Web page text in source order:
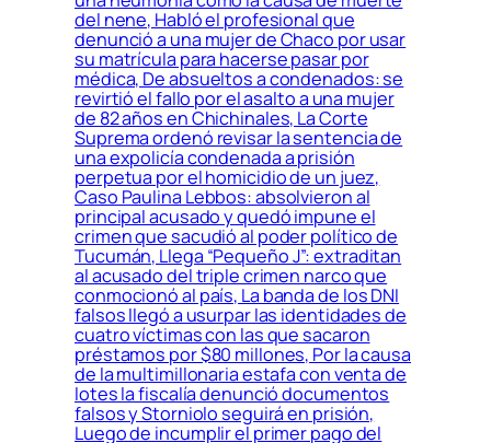
del nene, Habló el profesional que
denunció a una mujer de Chaco por usar
su matrícula para hacerse pasar por
médica, De absueltos a condenados: se
revirtió el fallo por el asalto a una mujer
de 82 años en Chichinales, La Corte
Suprema ordenó revisar la sentencia de
una expolicía condenada a prisión
perpetua por el homicidio de un juez,
Caso Paulina Lebbos: absolvieron al
principal acusado y quedó impune el
crimen que sacudió al poder político de
Tucumán, Llega “Pequeño J”: extraditan
al acusado del triple crimen narco que
conmocionó al país, La banda de los DNI
falsos llegó a usurpar las identidades de
cuatro víctimas con las que sacaron
préstamos por $80 millones, Por la causa
de la multimillonaria estafa con venta de
lotes la fiscalía denunció documentos
falsos y Storniolo seguirá en prisión,
Luego de incumplir el primer pago del